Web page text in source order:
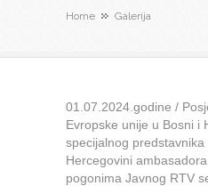
Home Galerija
01.07.2024.godine /
Evropske unije u Bosni i
specijalnog predstavnika
Hercegovini
pogonima Javnog RTV